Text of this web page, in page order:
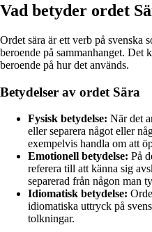
Vad betyder ordet
Ordet sära är ett verb på svenska
beroende på sammanhanget. Det
beroende på hur det används.
Betydelser av ordet Sära
Fysisk betydelse: När det
eller separera något eller
exempelvis handla om att
Emotionell betydelse: På
referera till att känna sig
separerad från någon man
Idiomatisk betydelse:
idiomatiska uttryck på
tolkningar.